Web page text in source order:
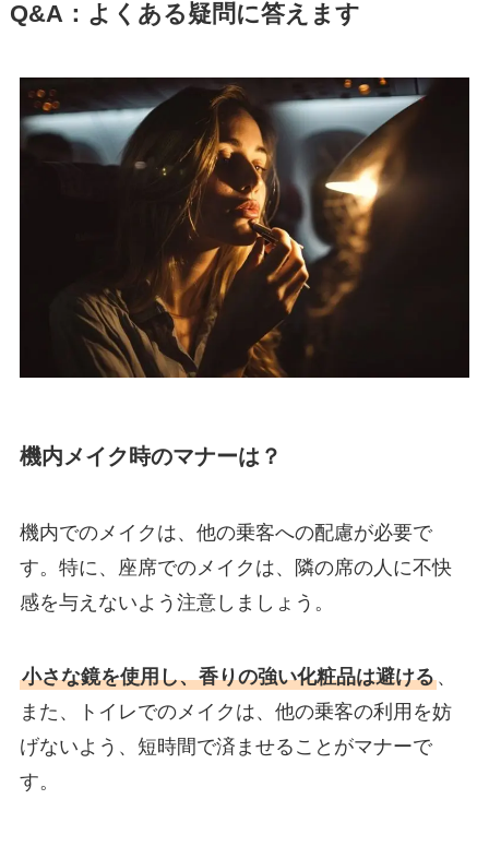
Q&A：よくある疑問に答えます
機内メイク時のマナーは？
機内でのメイクは、他の乗客への配慮が必要で
す。特に、座席でのメイクは、隣の席の人に不快
感を与えないよう注意しましょう。
小さな鏡を使用し、香りの強い化粧品は避ける、
また、トイレでのメイクは、他の乗客の利用を妨
げないよう、短時間で済ませることがマナーで
す。